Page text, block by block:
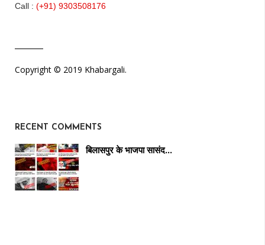
Call : (+91) 9303508176
Copyright © 2019 Khabargali.
RECENT COMMENTS
बिलासपुर के भाजपा सासंद…